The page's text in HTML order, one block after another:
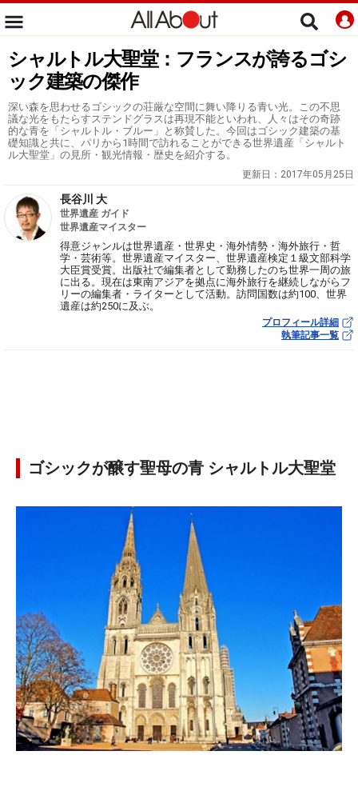
シャルトル大聖堂：フランスが誇るゴシ
ック建築の傑作
深い森を思わせるゴシックの荘厳な空間に舞い降りる青い光。この不思
議な光をもたらすステンドグラスは再現不能といわれ、人々はその奇跡
的な青を「シャルトル・ブルー」と称賛した。今回はゴシック建築の基
礎知識と共に、パリから1時間で訪れることができる世界遺産「シャルト
ル大聖堂」の見所・観光情報・歴史を紹介する。
更新日： 2017年05月25日
長谷川 大
世界遺産 ガイド
世界遺産マイスター
得意ジャンルは世界遺産・世界史・海外情勢・海外旅行・哲
学・芸術等。世界遺産マイスター、世界遺産検定１級文部科学
大臣賞受賞。出版社で編集者として勤務したのち世界一周の旅
に出る。現在は東南アジアを拠点に海外旅行を継続しながらフ
リーの編集者・ライターとして活動。訪問国数は約100、世界
遺産は約250に及ぶ。
プロフィール詳細
執筆記事一覧
ゴシックが醸す聖母の青 シャルトル大聖堂